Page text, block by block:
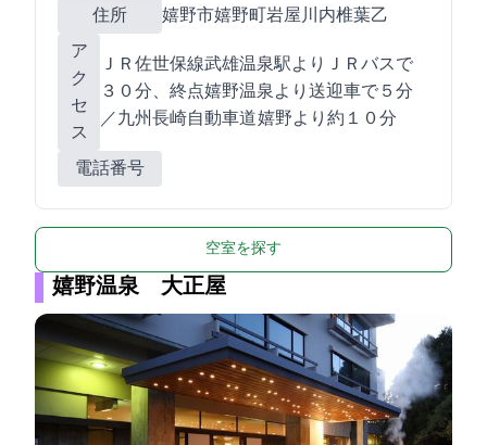
住所
嬉野市嬉野町岩屋川内椎葉乙1586
ア
ク
セ
ス
ＪＲ佐世保線武雄温泉駅よりＪＲバスで
３０分、終点嬉野温泉より送迎車で５分
／九州長崎自動車道 嬉野ICより約１０分
電話番号
空室を探す
嬉野温泉 大正屋